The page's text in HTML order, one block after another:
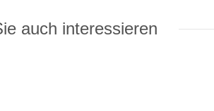
auch interessieren